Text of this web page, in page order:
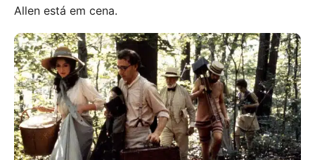
Allen está em cena.